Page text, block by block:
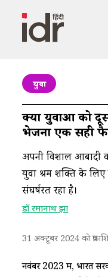
युवा
क्या युवाओं को
भेजना एक सही
अपनी विशाल आबादी
युवा श्रम शक्ति के
संघर्षरत रहा है।
डॉ रमानाथ झा
31 अक्टूबर 2024 को
नवंबर 2023 में, भारत